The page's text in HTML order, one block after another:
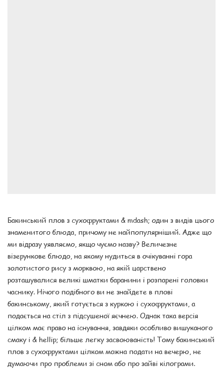
Бакинський плов з сухофруктами & mdash; один з видів цього
знаменитого блюда, причому не найпопулярніший. Адже що
ми відразу уявляємо, якщо чуємо назву? Величезне
візерункове блюдо, на якому нудиться в очікуванні гора
золотистого рису з морквою, на якій царствено
розташувалися великі шматки баранини і розпарені головки
часнику. Нічого подібного ви не знайдете в плові
бакинському, який готується з куркою і сухофруктами, а
подається на стіл з підсушеної яєчнею. Однак така версія
цілком має право на існування, завдяки особливо вишуканого
смаку і & hellip; більше легку засвоюваність! Тому бакинський
плов з сухофруктами цілком можна подати на вечерю, не
думаючи про проблеми зі сном або про зайві кілограми.